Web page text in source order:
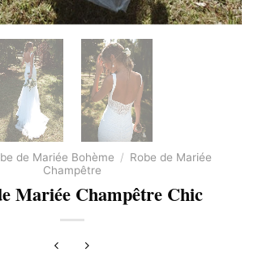
de Mariée Bohème / Robe de Mariée
Champêtre
Mariée Champêtre Chic